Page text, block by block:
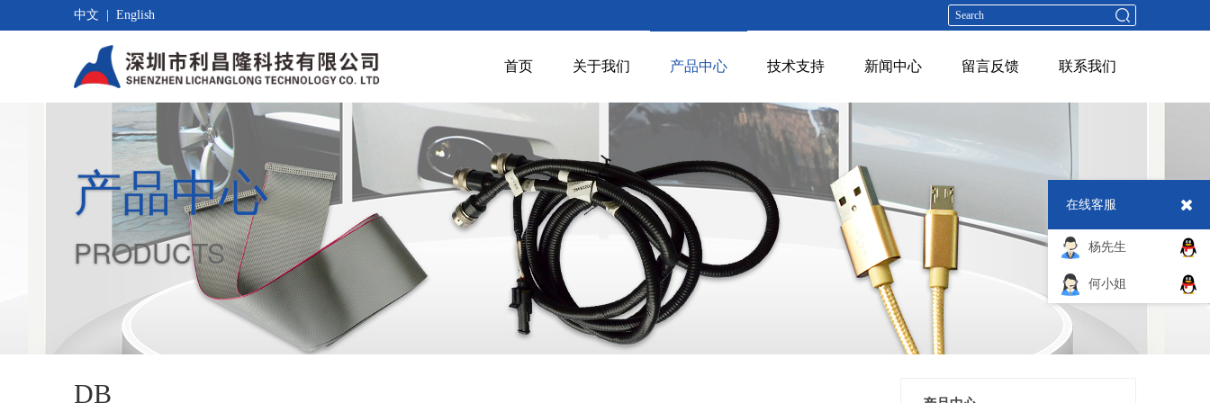
中文 English
首页 关于我们 产品中心 技术支持 新闻中心 留言反馈 联系我们
产品中心
PRODUCTS
DB
在线客服
杨先生
何小姐